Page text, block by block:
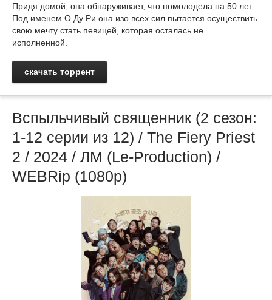
Придя домой, она обнаруживает, что помолодела на 50 лет.
Под именем О Ду Ри она изо всех сил пытается осуществить
свою мечту стать певицей, которая осталась не
исполненной.
скачать торрент
Вспыльчивый священник (2 сезон:
1-12 серии из 12) / The Fiery Priest
2 / 2024 / ЛМ (Le-Production) /
WEBRip (1080p)